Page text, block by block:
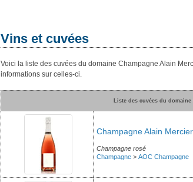
Vins et cuvées
Voici la liste des cuvées du domaine Champagne Alain
informations sur celles-ci.
Liste des cuvées du
Champagne Alain
Champagne rosé
Champagne > AOC Champagne